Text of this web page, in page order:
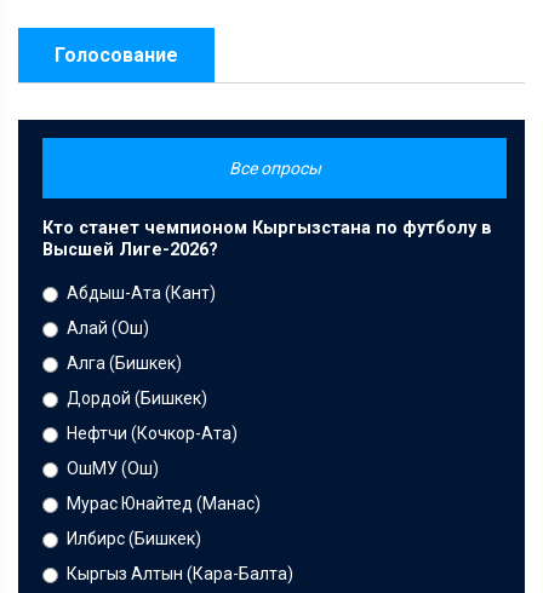
Голосование
Все опросы
Кто станет чемпионом Кыргызстана по футболу в
Высшей Лиге-2026?
Абдыш-Ата (Кант)
Алай (Ош)
Алга (Бишкек)
Дордой (Бишкек)
Нефтчи (Кочкор-Ата)
ОшМУ (Ош)
Мурас Юнайтед (Манас)
Илбирс (Бишкек)
Кыргыз Алтын (Кара-Балта)